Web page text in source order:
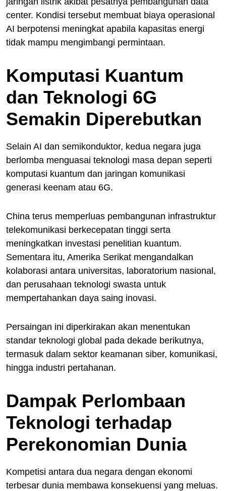
center. Kondisi tersebut membuat biaya operasional
AI berpotensi meningkat apabila kapasitas energi
tidak mampu mengimbangi permintaan.
Komputasi Kuantum
dan Teknologi 6G
Semakin Diperebutkan
Selain AI dan semikonduktor, kedua negara juga
berlomba menguasai teknologi masa depan seperti
komputasi kuantum dan jaringan komunikasi
generasi keenam atau 6G.
China terus memperluas pembangunan infrastruktur
telekomunikasi berkecepatan tinggi serta
meningkatkan investasi penelitian kuantum.
Sementara itu, Amerika Serikat mengandalkan
kolaborasi antara universitas, laboratorium nasional,
dan perusahaan teknologi swasta untuk
mempertahankan daya saing inovasi.
Persaingan ini diperkirakan akan menentukan
standar teknologi global pada dekade berikutnya,
termasuk dalam sektor keamanan siber, komunikasi,
hingga industri pertahanan.
Dampak Perlombaan
Teknologi terhadap
Perekonomian Dunia
Kompetisi antara dua negara dengan ekonomi
terbesar dunia membawa konsekuensi yang meluas.